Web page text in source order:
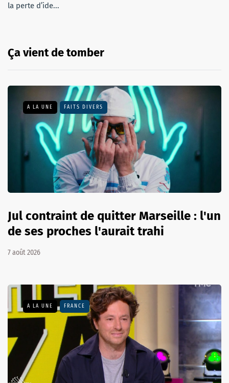
la perte d’ide...
Ça vient de tomber
A LA UNE FAITS DIVERS
Jul contraint de quitter Marseille : l'un
de ses proches l'aurait trahi
7 août 2026
A LA UNE FRANCE